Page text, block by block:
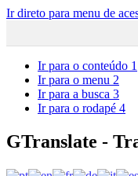
Ir direto para menu de
Ir para o conteúdo 1
Ir para o menu 2
Ir para a busca 3
Ir para o rodapé 4
GTranslate -